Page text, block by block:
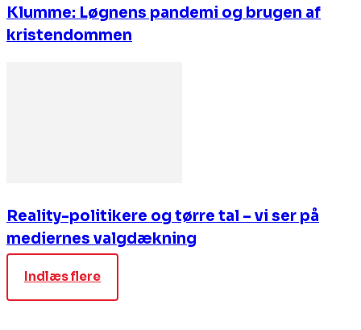
Klumme: Løgnens pandemi og brugen af
kristendommen
Reality-politikere og tørre tal – vi ser på
mediernes valgdækning
Indlæs flere